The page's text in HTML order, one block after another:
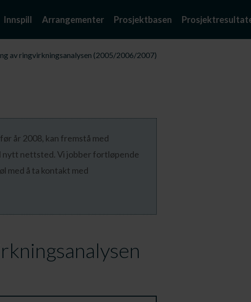
Innspill Arrangementer Prosjektbasen
av ringvirkningsanalysen (2005/2006/2007)
år 2008, kan fremstå med
nytt nettsted. Vi jobber fortløpende
med å ta kontakt med